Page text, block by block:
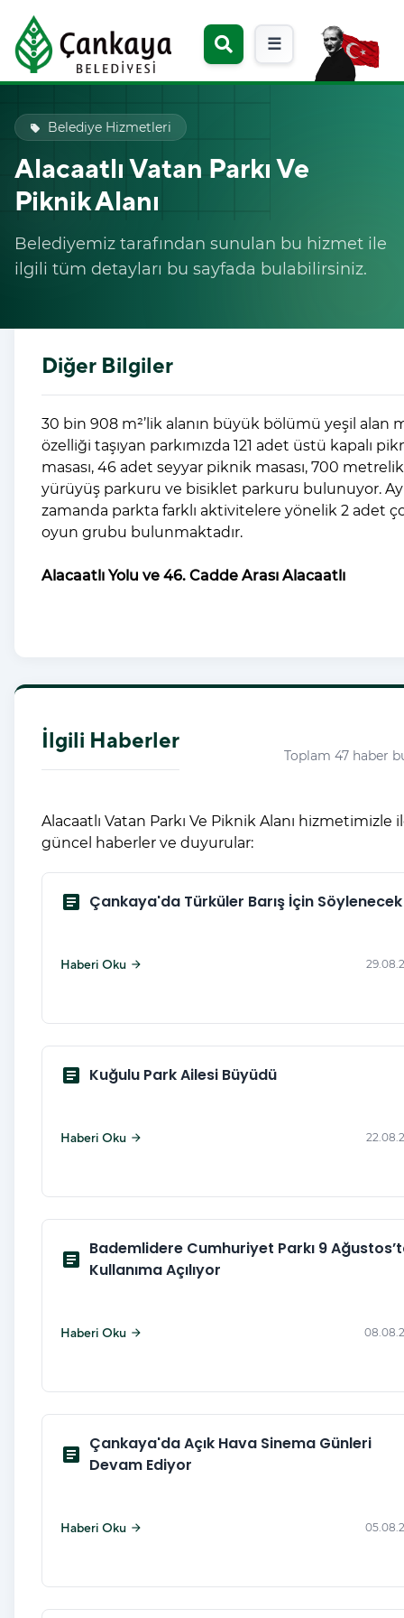
☰
local_offer Belediye Hizmetleri
Alacaatlı Vatan Parkı Ve
Piknik Alanı
Belediyemiz tarafından sunulan bu hizmet ile
ilgili tüm detayları bu sayfada bulabilirsiniz.
Diğer Bilgiler
30 bin 908 m²’lik alanın büyük bölümü yeşil alan
özelliği taşıyan parkımızda 121 adet üstü kapalı
masası, 46 adet seyyar piknik masası, 700 metrelik
yürüyüş parkuru ve bisiklet parkuru bulunuyor.
zamanda parkta farklı aktivitelere yönelik 2 adet
oyun grubu bulunmaktadır.
Alacaatlı Yolu ve 46. Cadde Arası Alacaatlı
İlgili Haberler
Toplam 47 haber
Alacaatlı Vatan Parkı Ve Piknik Alanı hizmetimizle
güncel haberler ve duyurular:
article Çankaya'da Türküler Barış İçin Söylenecek
Haberi Oku arrow_forward
article Kuğulu Park Ailesi Büyüdü
Haberi Oku arrow_forward
article
Bademlidere Cumhuriyet Parkı 9
Kullanıma Açılıyor
Haberi Oku arrow_forward
article
Çankaya'da Açık Hava Sinema Günleri
Devam Ediyor
Haberi Oku arrow_forward